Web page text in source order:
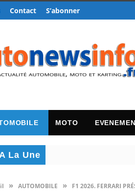
Contact S’abonner
MOTO
La Une
» AUTOMOBILE » F1 2026. FERRARI